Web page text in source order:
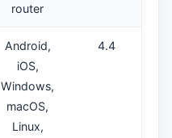
router
Android,
iOS,
Windows,
macOS,
Linux,
4.4